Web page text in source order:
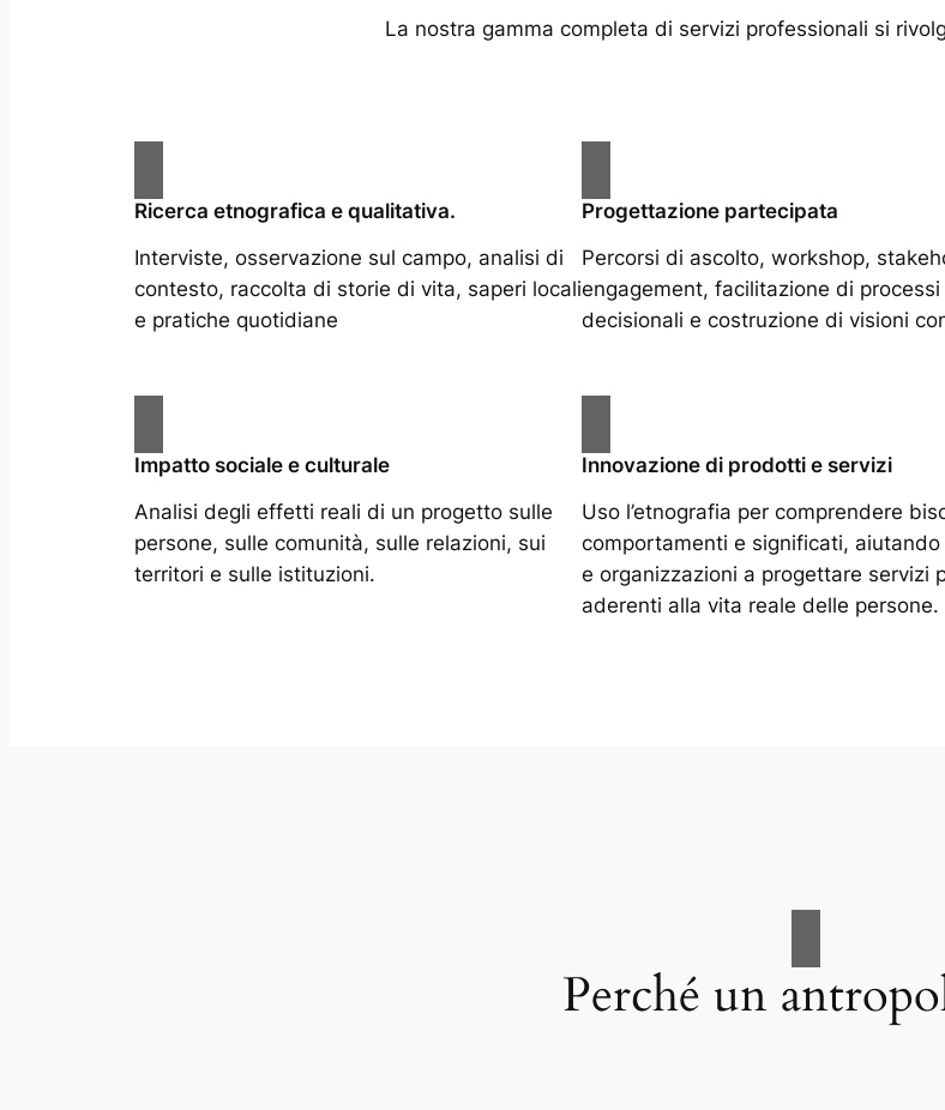
La nostra gamma completa di servizi professionali si
Ricerca etnografica e qualitativa.
Interviste, osservazione sul campo, analisi di
contesto, raccolta di storie di vita, saperi locali
e pratiche quotidiane
Progettazione partecipata
Percorsi di ascolto, workshop,
engagement, facilitazione di processi
decisionali e costruzione di visioni
Impatto sociale e culturale
Analisi degli effetti reali di un progetto sulle
persone, sulle comunità, sulle relazioni, sui
territori e sulle istituzioni.
Innovazione di prodotti e servizi
Uso l’etnografia per comprendere
comportamenti e significati, aiutando
e organizzazioni a progettare servizi
aderenti alla vita reale delle persone.
Perché un